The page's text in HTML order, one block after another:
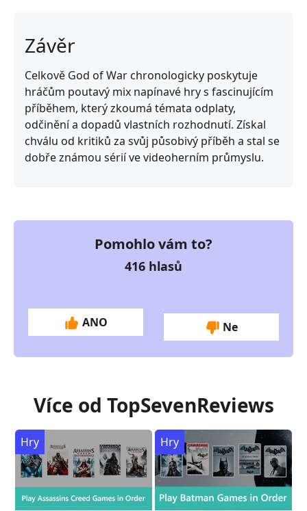
Závěr
Celkově God of War chronologicky poskytuje
hráčům poutavý mix napínavé hry s fascinujícím
příběhem, který zkoumá témata odplaty,
odčinění a dopadů vlastních rozhodnutí. Získal
chválu od kritiků za svůj působivý příběh a stal se
dobře známou sérií ve videoherním průmyslu.
Pomohlo vám to?
416 hlasů
ANO Ne
Více od TopSevenReviews
Hry Hry